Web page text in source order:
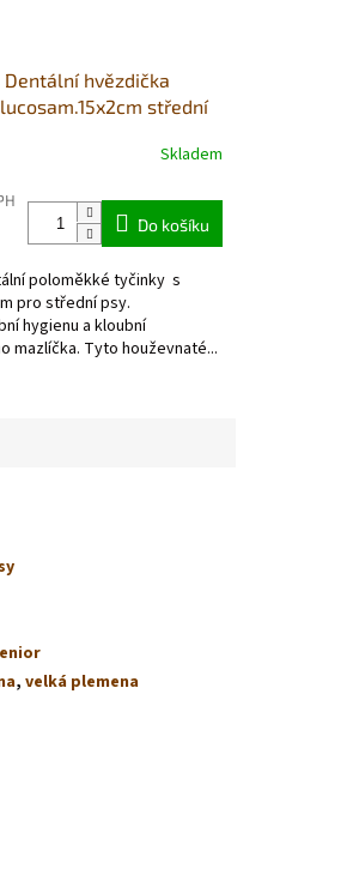
Dentální hvězdička
střední
Skladem
Do košíku
poloměkké tyčinky s
pro střední psy.
hygienu a kloubní
mazlíčka. Tyto houževnaté...
,velká plemena